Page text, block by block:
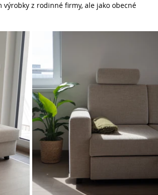
z rodinné firmy, ale jako obecné